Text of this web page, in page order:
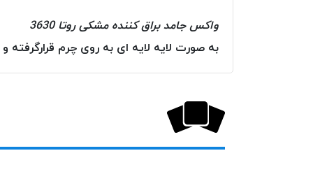
واکس جامد براق کننده مشکی روتا 3630
به صورت لایه لایه ای به روی چرم